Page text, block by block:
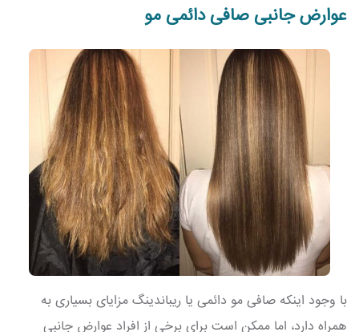
عوارض جانبی صافی دائمی مو
با وجود اینکه صافی مو دائمی یا ریباندینگ مزایای بسیاری به
همراه دارد، اما ممکن است برای برخی از افراد عوارض جانبی